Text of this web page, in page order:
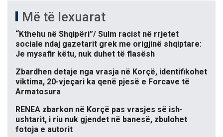
Më të lexuarat
“Kthehu në Shqipëri”/ Sulm racist në rrjetet
sociale ndaj gazetarit grek me origjinë shqiptare:
Je mysafir këtu, nuk duhet të flasësh
Zbardhen detaje nga vrasja në Korçë, identifikohet
viktima, 20-vjeçari ka qenë pjesë e Forcave të
Armatosura
RENEA zbarkon në Korçë pas vrasjes së ish-
ushtarit, i riu nuk gjendet në banesë, zbulohet
fotoja e autorit